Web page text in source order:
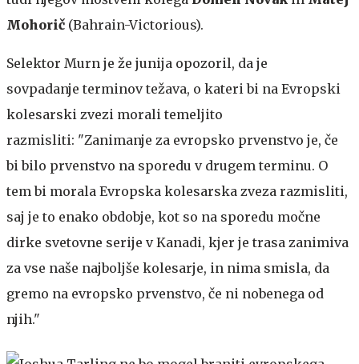
Mohorič (Bahrain-Victorious).
Selektor Murn je že junija opozoril, da je
sovpadanje terminov težava, o kateri bi na Evropski
kolesarski zvezi morali temeljito
razmisliti: "Zanimanje za evropsko prvenstvo je, če
bi bilo prvenstvo na sporedu v drugem terminu. O
tem bi morala Evropska kolesarska zveza razmisliti,
saj je to enako obdobje, kot so na sporedu močne
dirke svetovne serije v Kanadi, kjer je trasa zanimiva
za vse naše najboljše kolesarje, in nima smisla, da
gremo na evropsko prvenstvo, če ni nobenega od
njih."